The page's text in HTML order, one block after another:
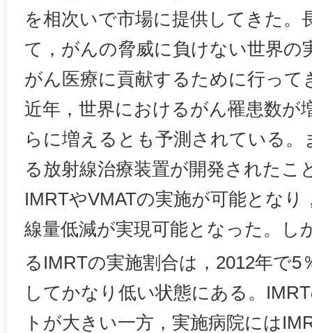
を相次いで市場に提供してきた。
て，がんの脅威に負けない世界の
がん医療に貢献するために行って
近年，世界におけるがん罹患数が
らに増えるとも予測されている。
る放射線治療装置が開発されたこ
IMRTやVMATの実施が可能とな
線量低減が実現可能となった。し
るIMRTの実施割合は，2012年で5
してかなり低い状態にある。
トが大きい一方，実施病院には